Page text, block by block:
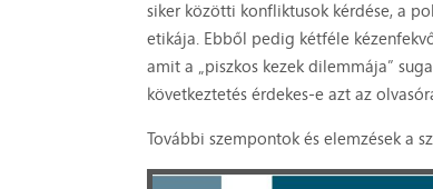
siker közötti konfliktusok kérdése, a
etikája. Ebből pedig kétféle
amit a „piszkos kezek dilemmája”
következtetés érdekes-e azt az
További szempontok és elemzések a